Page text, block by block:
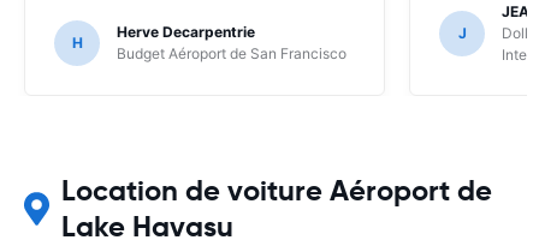
H
Herve Decarpentrie
Budget Aéroport de San Francisco
J
Location de voiture Aéroport de
Lake Havasu